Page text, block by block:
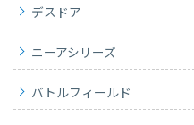
デスドア
ニーアシリーズ
バトルフィールド